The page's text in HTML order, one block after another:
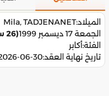
الميلاد:Mila, TADJENANET
الجمعة 17 ديسمبر 1999
(26 سنة)
الفئة:أكابر
تاريخ نهاية العقد:06-30